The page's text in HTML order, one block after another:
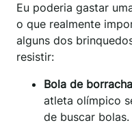
Eu poderia gastar
o que realmente
alguns dos
resistir:
Bola de borracha
atleta olímpico
de buscar